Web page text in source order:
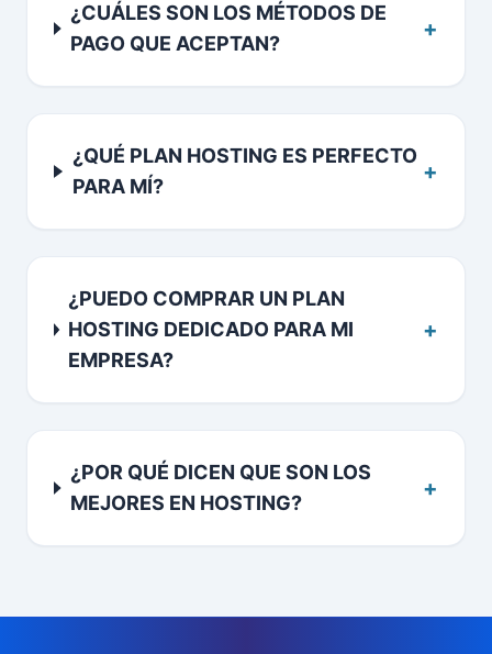
¿CUÁLES SON LOS MÉTODOS DE
PAGO QUE ACEPTAN?
+
¿QUÉ PLAN HOSTING ES PERFECTO
PARA MÍ?
+
¿PUEDO COMPRAR UN PLAN
HOSTING DEDICADO PARA MI
EMPRESA?
+
¿POR QUÉ DICEN QUE SON LOS
MEJORES EN HOSTING?
+